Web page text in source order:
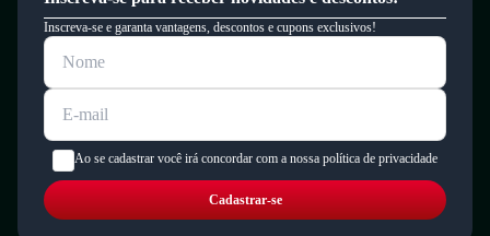
Inscreva-se e garanta vantagens, descontos e cupons exclusivos!
Ao se cadastrar você irá concordar com a nossa política de privacidade
Cadastrar-se